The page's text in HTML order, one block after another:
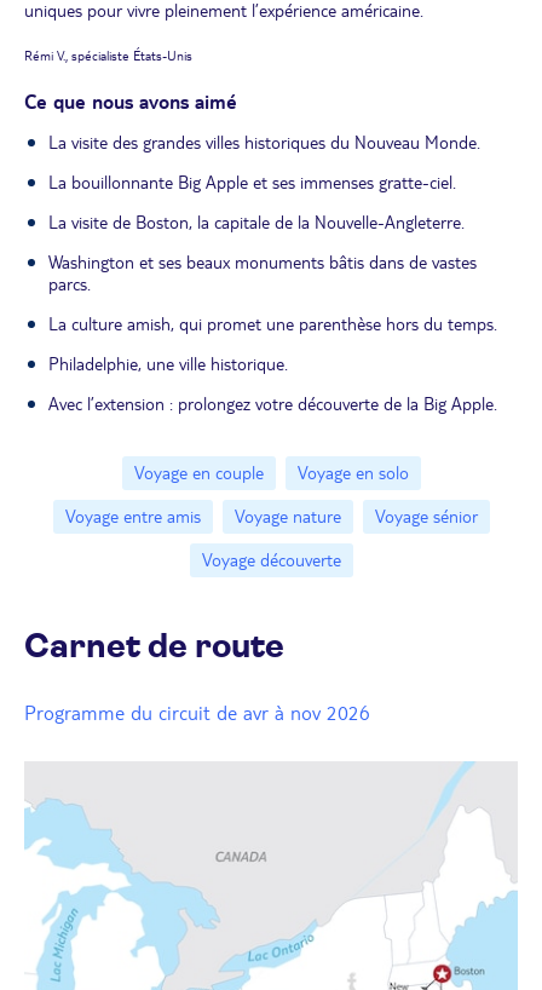
uniques pour vivre pleinement l’expérience américaine.
Rémi V., spécialiste États-Unis
Ce que nous avons aimé
La visite des grandes villes historiques du Nouveau Monde.
La bouillonnante Big Apple et ses immenses gratte-ciel.
La visite de Boston, la capitale de la Nouvelle-Angleterre.
Washington et ses beaux monuments bâtis dans de vastes
parcs.
La culture amish, qui promet une parenthèse hors du temps.
Philadelphie, une ville historique.
Avec l’extension : prolongez votre découverte de la Big Apple.
Voyage en couple
Voyage en solo
Voyage entre amis
Voyage nature
Voyage sénior
Voyage découverte
Carnet de route
Programme du circuit de avr à nov 2026